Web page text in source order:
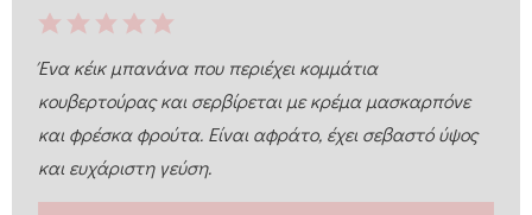
Ένα κέικ μπανάνα που περιέχει κομμάτια
κουβερτούρας και σερβίρεται με κρέμα μασκαρπόνε
και φρέσκα φρούτα. Είναι αφράτο, έχει σεβαστό ύψος
και ευχάριστη γεύση.